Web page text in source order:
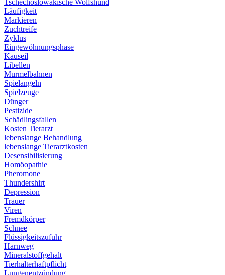
Tschechoslowakische Wolfshund
Läufigkeit
Markieren
Zuchtreife
Zyklus
Eingewöhnungsphase
Kauseil
Libellen
Murmelbahnen
Spielangeln
Spielzeuge
Dünger
Pestizide
Schädlingsfallen
Kosten Tierarzt
lebenslange Behandlung
lebenslange Tierarztkosten
Desensibilisierung
Homöopathie
Pheromone
Thundershirt
Depression
Trauer
Viren
Fremdkörper
Schnee
Flüssigkeitszufuhr
Harnweg
Mineralstoffgehalt
Tierhalterhaftpflicht
Lungenentzündung